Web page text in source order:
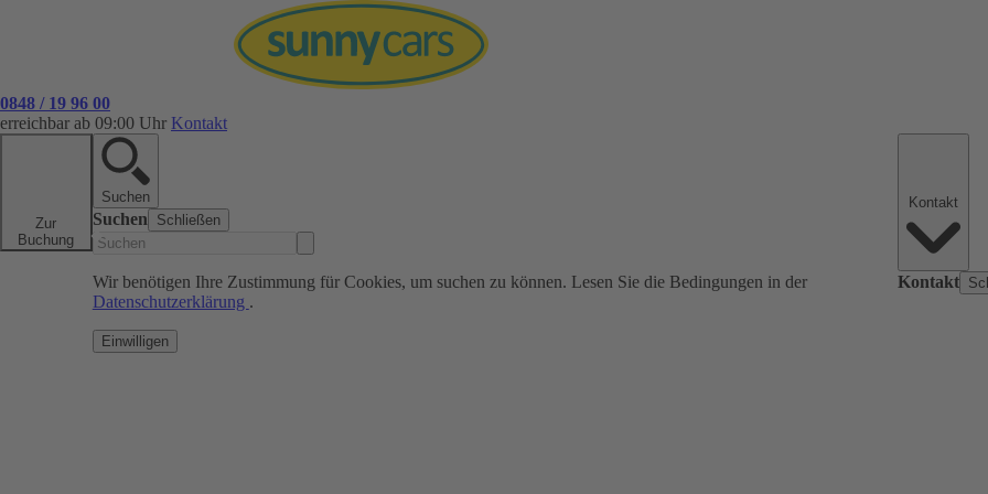
0848 / 19 96 00
erreichbar ab 09:00 Uhr Kontakt
Zur
Buchung
Suchen
Suchen Schließen
Wir benötigen Ihre Zustimmung für Cookies, um suchen zu können. Lesen Sie die Bedingungen in der
Datenschutzerklärung .
Einwilligen
Kontakt